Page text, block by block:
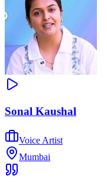
Sonal Kaushal
Voice Artist
Mumbai